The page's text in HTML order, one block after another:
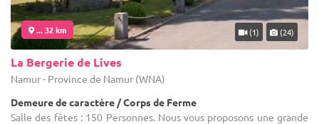
... 32 km (1) (24)
La Bergerie de Lives
Namur - Province de Namur (WNA)
Demeure de caractère / Corps de Ferme
Salle des fêtes : 150 Personnes. Nous vous proposons une grande